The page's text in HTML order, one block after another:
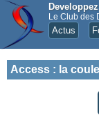
Le Club des
Actus
Access : la